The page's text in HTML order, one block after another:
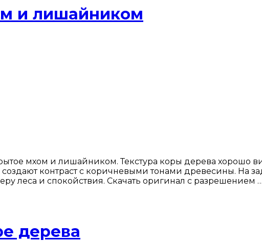
и лишайником
мхом и лишайником. Текстура коры дерева хорошо
контраст с коричневыми тонами древесины. На
леса и спокойствия. Скачать оригинал с разрешением …
дерева